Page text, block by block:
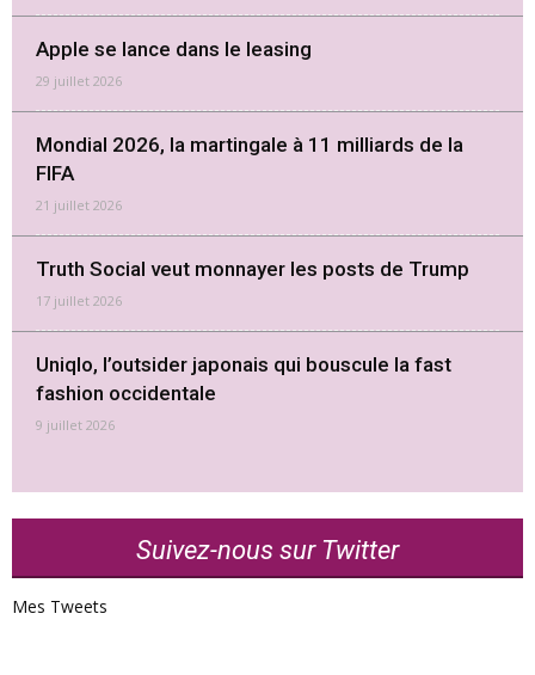
Apple se lance dans le leasing
29 juillet 2026
Mondial 2026, la martingale à 11 milliards de la
FIFA
21 juillet 2026
Truth Social veut monnayer les posts de Trump
17 juillet 2026
Uniqlo, l’outsider japonais qui bouscule la fast
fashion occidentale
9 juillet 2026
Suivez-nous sur Twitter
Mes Tweets